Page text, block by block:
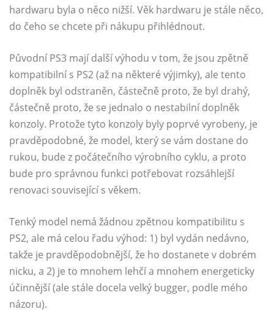
hardwaru byla o něco nižší. Věk hardwaru je stále něco,
do čeho se chcete při nákupu přihlédnout.
Původní PS3 mají další výhodu v tom, že jsou zpětně
kompatibilní s PS2 (až na některé výjimky), ale tento
doplněk byl odstraněn, částečně proto, že byl drahý,
částečně proto, že se jednalo o nestabilní doplněk
konzoly. Protože tyto konzoly byly poprvé vyrobeny, je
pravděpodobné, že model, který se vám dostane do
rukou, bude z počátečního výrobního cyklu, a proto
bude pro správnou funkci potřebovat rozsáhlejší
renovaci související s věkem.
Tenký model nemá žádnou zpětnou kompatibilitu s
PS2, ale má celou řadu výhod: 1) byl vydán nedávno,
takže je pravděpodobnější, že ho dostanete v dobrém
nicku, a 2) je to mnohem lehčí a mnohem energeticky
účinnější (ale stále docela velký bugger, podle mého
názoru).